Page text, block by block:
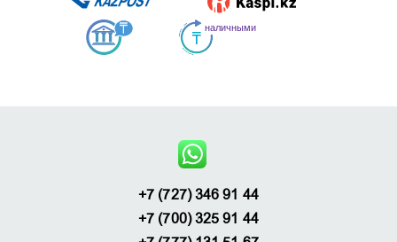
+7 (727) 346 91 44
+7 (700) 325 91 44